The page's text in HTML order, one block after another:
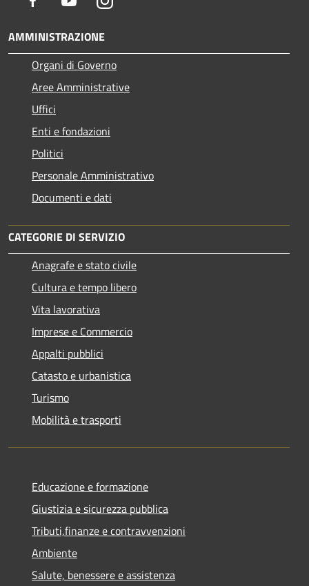
AMMINISTRAZIONE
Organi di Governo
Aree Amministrative
Uffici
Enti e fondazioni
Politici
Personale Amministrativo
Documenti e dati
CATEGORIE DI SERVIZIO
Anagrafe e stato civile
Cultura e tempo libero
Vita lavorativa
Imprese e Commercio
Appalti pubblici
Catasto e urbanistica
Turismo
Mobilità e trasporti
Educazione e formazione
Giustizia e sicurezza pubblica
Tributi,finanze e contravvenzioni
Ambiente
Salute, benessere e assistenza